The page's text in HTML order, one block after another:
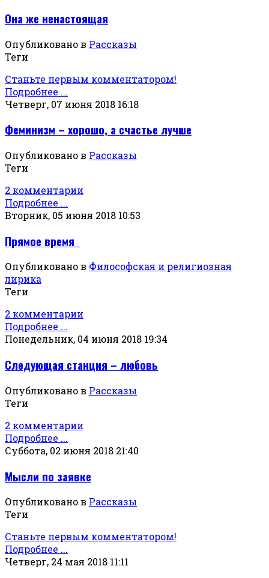
Она же ненастоящая
Опубликовано в Рассказы
Теги
Станьте первым комментатором!
Подробнее ...
Четверг, 07 июня 2018 16:18
Феминизм – хорошо, а счастье лучше
Опубликовано в Рассказы
Теги
2 комментарии
Подробнее ...
Вторник, 05 июня 2018 10:53
Прямое время
Опубликовано в Философская и религиозная
лирика
Теги
2 комментарии
Подробнее ...
Понедельник, 04 июня 2018 19:34
Следующая станция – любовь
Опубликовано в Рассказы
Теги
2 комментарии
Подробнее ...
Суббота, 02 июня 2018 21:40
Мысли по заявке
Опубликовано в Рассказы
Теги
Станьте первым комментатором!
Подробнее ...
Четверг, 24 мая 2018 11:11